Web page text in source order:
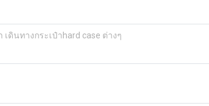
นทางกระเป๋าhard case ต่างๆ